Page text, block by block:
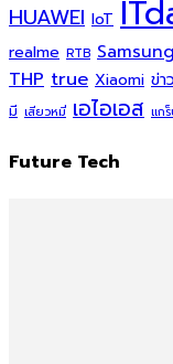
HUAWEI IoT
realme RTB Samsung
THP true Xiaomi ข่า
มี เสียวหมี่ เอไอเอส แก
Future Tech